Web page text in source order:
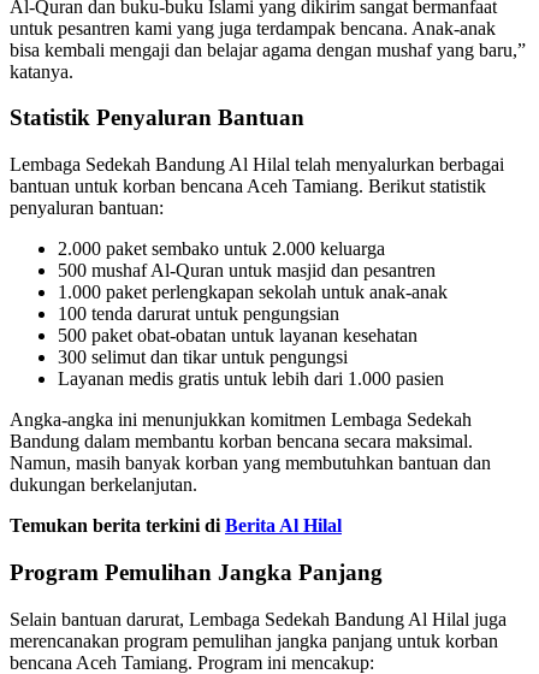
Al-Quran dan buku-buku Islami yang dikirim sangat bermanfaat
untuk pesantren kami yang juga terdampak bencana. Anak-anak
bisa kembali mengaji dan belajar agama dengan mushaf yang baru,”
katanya.
Statistik Penyaluran Bantuan
Lembaga Sedekah Bandung Al Hilal telah menyalurkan berbagai
bantuan untuk korban bencana Aceh Tamiang. Berikut statistik
penyaluran bantuan:
2.000 paket sembako untuk 2.000 keluarga
500 mushaf Al-Quran untuk masjid dan pesantren
1.000 paket perlengkapan sekolah untuk anak-anak
100 tenda darurat untuk pengungsian
500 paket obat-obatan untuk layanan kesehatan
300 selimut dan tikar untuk pengungsi
Layanan medis gratis untuk lebih dari 1.000 pasien
Angka-angka ini menunjukkan komitmen Lembaga Sedekah
Bandung dalam membantu korban bencana secara maksimal.
Namun, masih banyak korban yang membutuhkan bantuan dan
dukungan berkelanjutan.
Temukan berita terkini di Berita Al Hilal
Program Pemulihan Jangka Panjang
Selain bantuan darurat, Lembaga Sedekah Bandung Al Hilal juga
merencanakan program pemulihan jangka panjang untuk korban
bencana Aceh Tamiang. Program ini mencakup: